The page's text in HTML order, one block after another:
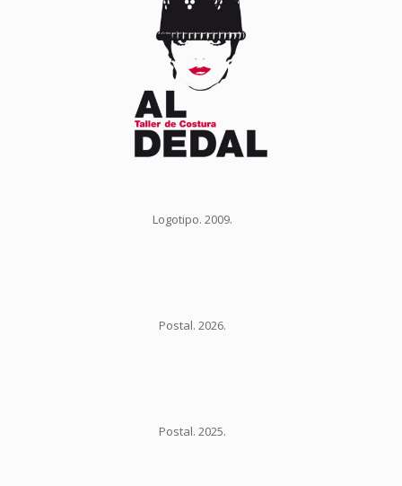
Logotipo. 2009.
Postal. 2026.
Postal. 2025.